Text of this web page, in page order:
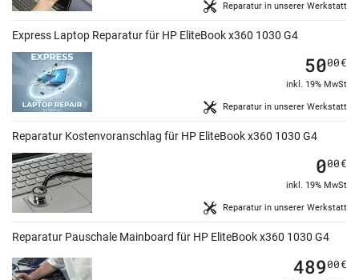
Reparatur in unserer Werkstatt
Express Laptop Reparatur für HP EliteBook x360 1030 G4
Reparatur in unserer Werkstatt
5000€
inkl. 19% MwSt
Reparatur Kostenvoranschlag für HP EliteBook x360 1030 G4
Reparatur in unserer Werkstatt
000€
inkl. 19% MwSt
Reparatur Pauschale Mainboard für HP EliteBook x360 1030 G4
48900€